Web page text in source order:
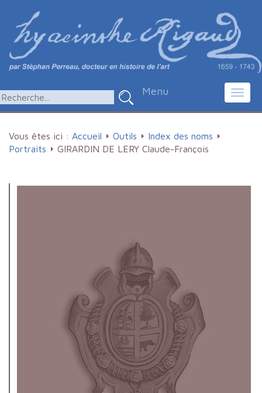
Menu
Vous êtes ici : Accueil Outils
Index des noms
Portraits
GIRARDIN DE LERY Claude-François